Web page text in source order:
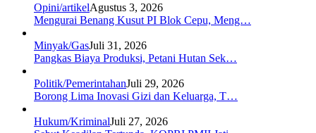
Opini/artikelAgustus 3, 2026
Mengurai Benang Kusut PI Blok Cepu, Meng…
Minyak/GasJuli 31, 2026
Pangkas Biaya Produksi, Petani Hutan Sek…
Politik/PemerintahanJuli 29, 2026
Borong Lima Inovasi Gizi dan Keluarga, T…
Hukum/KriminalJuli 27, 2026